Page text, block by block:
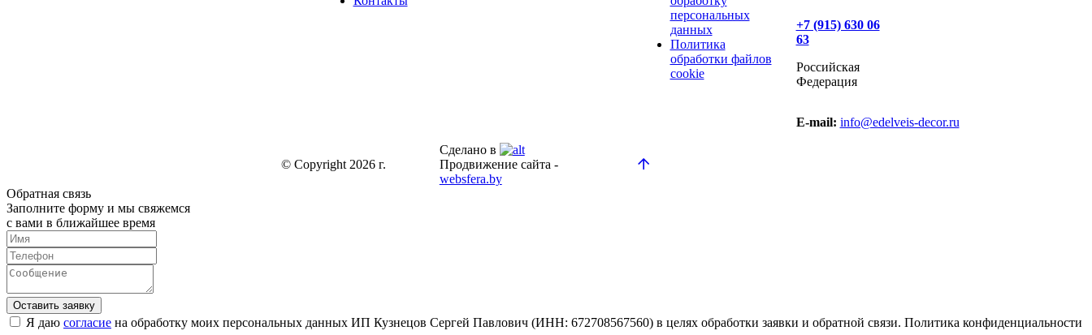
персональных
данных
Политика
обработки файлов
cookie
+7 (915) 630 06
63
Российская
Федерация
E-mail: info@edelveis-decor.ru
© Copyright 2026 г.
Сделано в
Продвижение сайта -
websfera.by
Обратная связь
Заполните форму и мы свяжемся
с вами в ближайшее время
Я даю согласие на обработку моих персональных данных ИП Кузнецов Сергей Павлович (ИНН: 672708567560) в целях обработки заявки и обратной связи. Политика конфиденциальности